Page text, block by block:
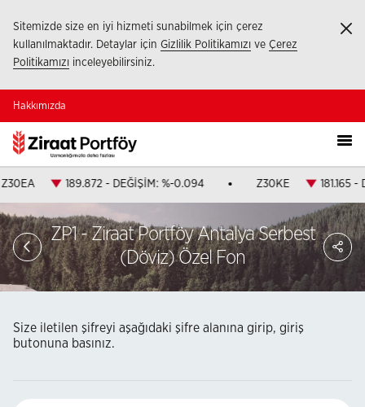
Sitemizde size en iyi hizmeti sunabilmek için çerez
kullanılmaktadır. Detaylar için Gizlilik Politikamızı ve Çerez
Politikamızı inceleyebilirsiniz.
Hakkımızda
Z30EA 189.872 - DEĞİŞİM: %-0.094 Z30KE 181.165 -
ZP1 - Ziraat Portföy Antalya Serbest
(Döviz) Özel Fon
Size iletilen şifreyi aşağıdaki şifre alanına girip, giriş
butonuna basınız.